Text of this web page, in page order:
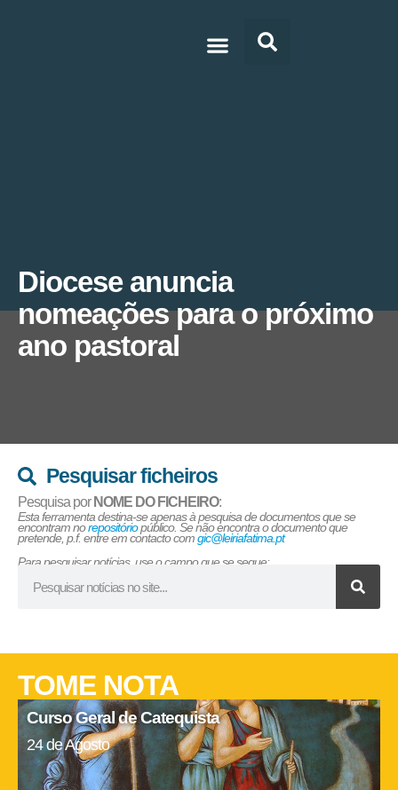
Diocese anuncia
nomeações para o próximo
ano pastoral
Pesquisar ficheiros
Pesquisa por NOME DO FICHEIRO:
Esta ferramenta destina-se apenas à pesquisa de documentos que se
encontram norepositóriopúblico. Se não encontra o documento que
pretende, p.f. entre em contacto comgic@leiriafatima.pt
Para pesquisar notícias, use o campo que se segue:
TOME NOTA
Curso Geral de Catequista
24 de Agosto